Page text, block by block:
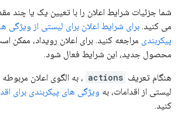
شما جزئیات شرایط اعلان را با تعیین یک یا چند
می کنید. برای شرایط اعلان برای لیستی از ویژگی
پیکربندی مراجعه کنید. برای اعلان رویداد، ممکن
محصول جدید، این شرایط فعال شود.
هنگام تعریف actions ، به الگوی اعلان
لیستی از اقدامات، به ویژگی های پیکربندی برای
کنید.